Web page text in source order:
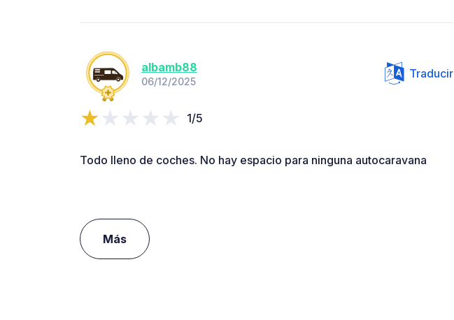
albamb88
06/12/2025
Traducir
1/5
Todo lleno de coches. No hay espacio para ninguna autocaravana
Más